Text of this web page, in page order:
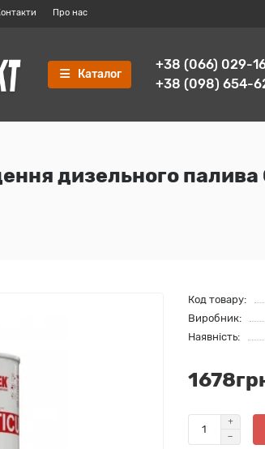
Про нас
Каталог
+38 (066) 029-
+38 (098) 654-
дизельного палива
Код товару:
Виробник:
Наявність: